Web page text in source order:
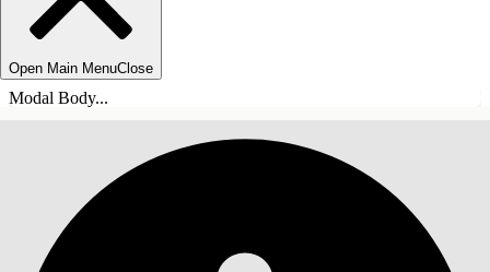
Open Main MenuClose
Modal Body...